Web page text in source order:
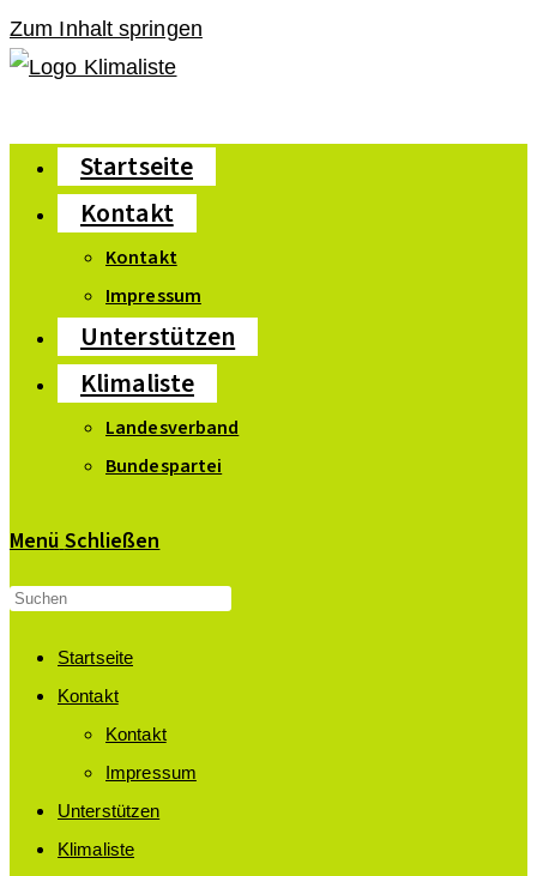
Zum Inhalt springen
Startseite
Kontakt
Kontakt
Impressum
Unterstützen
Klimaliste
Landesverband
Bundespartei
MenüSchließen
Startseite
Kontakt
Kontakt
Impressum
Unterstützen
Klimaliste